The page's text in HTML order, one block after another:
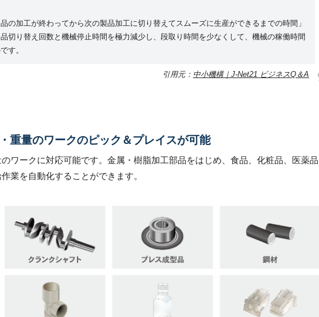
の加工が終わってから次の製品加工に切り替えてスムーズに生産ができるまでの時間」
切り替え回数と機械停止時間を極力減少し、段取り時間を少なくして、機械の稼働時間
す。
引用元： 中小機構｜J-Net21 ビジネスQ＆A
重量のワークのピック＆プレイスが可能
ワークに対応可能です。金属・樹脂加工部品をはじめ、食品、化粧品、医薬
業を自動化することができます。